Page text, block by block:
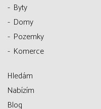
Byty
Domy
Pozemky
Komerce
Hledám
Nabízím
Blog